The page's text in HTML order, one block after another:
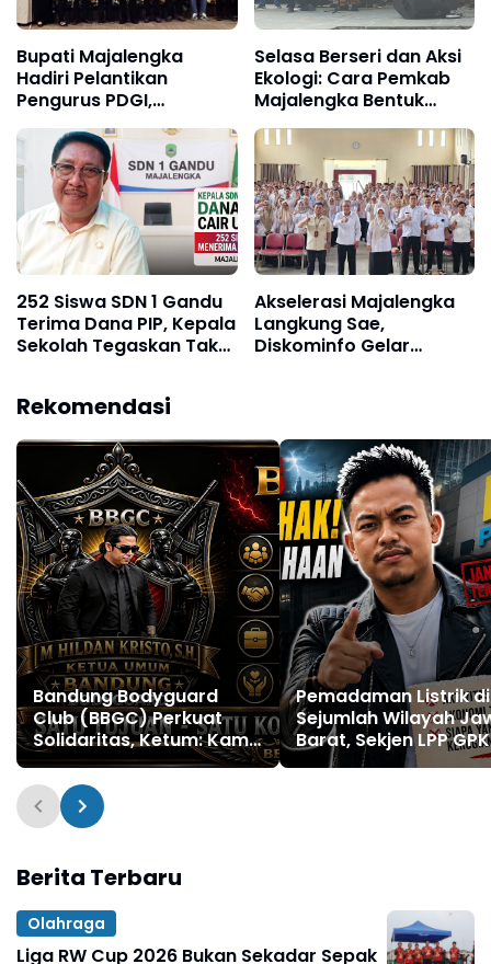
Bupati Majalengka
Hadiri Pelantikan
Pengurus PDGI,
Pentingnya Sinergi Atasi
Stunting dan
Kekosongan Layanan
Gigi di Puskesmas
Selasa Berseri dan Aksi
Ekologi: Cara Pemkab
Majalengka Bentuk
Karakter Siswa Cerdas
dan Peduli Lingkungan
252 Siswa SDN 1 Gandu
Terima Dana PIP, Kepala
Sekolah Tegaskan Tak
Akselerasi Majalengka
Langkung Sae,
Diskominfo Gelar
terhadap Pemerintah"
Rekomendasi
Bandung Bodyguard
Club (BBGC) Perkuat
Solidaritas, Ketum: Kami
Adalah Satu Keluarga
Pemadaman Listrik di
Sejumlah Wilayah
Barat, Sekjen LPP GPK
Andi: Dorong Evaluasi
Berita Terbaru
Olahraga
Liga RW Cup 2026 Bukan Sekadar Sepak